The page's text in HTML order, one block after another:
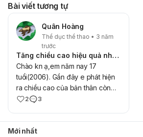
Bài viết tương tự
Quân Hoàng
Thể dục thể thao • 3 năm
trước
Tăng chiều cao hiệu quả nhanh chóng độ tuổi 17
Chào kn ạ,em năm nay 17
tuổi(2006). Gần đây e phát hiện
ra chiều cao của bản thân còn
hơi thấp 1m68 -57kgnên muốn
giai đoạn cuối giậy thì.gần đây e
tập các bài tập tư thế phát triển
2 3
Mới nhất